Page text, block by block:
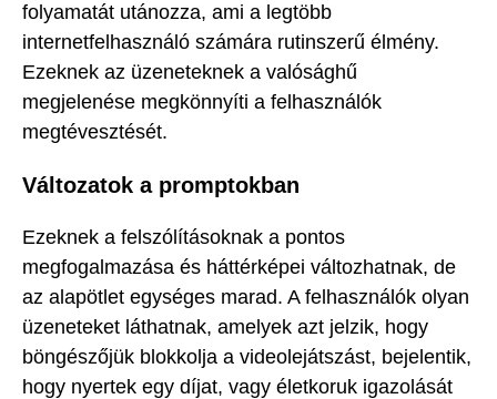
folyamatát utánozza, ami a legtöbb
internetfelhasználó számára rutinszerű élmény.
Ezeknek az üzeneteknek a valósághű
megjelenése megkönnyíti a felhasználók
megtévesztését.
Változatok a promptokban
Ezeknek a felszólításoknak a pontos
megfogalmazása és háttérképei változhatnak, de
az alapötlet egységes marad. A felhasználók olyan
üzeneteket láthatnak, amelyek azt jelzik, hogy
böngészőjük blokkolja a videolejátszást, bejelentik,
hogy nyertek egy díjat, vagy életkoruk igazolását